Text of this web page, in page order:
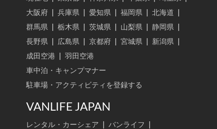
大阪府
兵庫県 愛知県 福岡県 北海道
群馬県
栃木県 茨城県 山梨県 静岡県
長野県
広島県 京都府 宮城県 新潟県
成田空港
羽田空港
車中泊・キャンプマナー
駐車場・アクティビティを登録する
VANLIFE JAPAN
レンタル・カーシェア バンライフ